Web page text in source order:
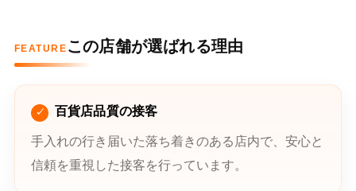
FEATURE この店舗が選ばれる理由
百貨店品質の接客
手入れの行き届いた落ち着きのある店内で、安心と
信頼を重視した接客を行っています。